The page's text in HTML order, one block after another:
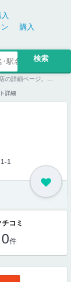
購入
兵庫県神戸市北区のペットシティトリミング神戸北店の詳細ページ。ペット同伴可のお店探しならペットホームウェブ。ペット可賃貸のお部屋探し、ペット可マンション購入のご検討時にもご利用ください。
詳細
1
チコミ
0件